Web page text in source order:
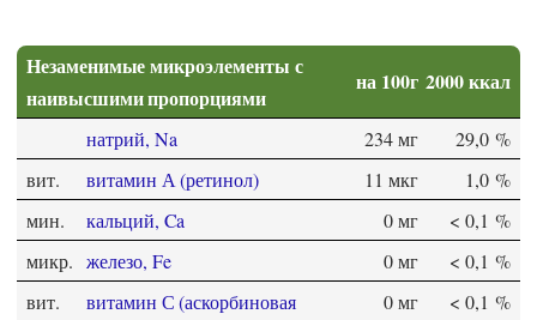
Незаменимые микроэлементы с
наивысшими пропорциями
на 100г 2000 ккал
натрий, Na 234 мг
29,0 %
вит.
витамин А (ретинол) 11 мкг
1,0 %
мин.
кальций, Ca 0 мг
< 0,1 %
микр. железо, Fe 0 мг
< 0,1 %
вит.
витамин С (аскорбиновая
0 мг < 0,1 %